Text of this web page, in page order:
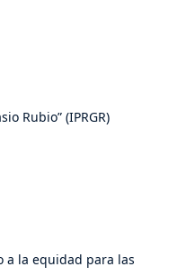
Rubio” (IPRGR)
a la equidad para las